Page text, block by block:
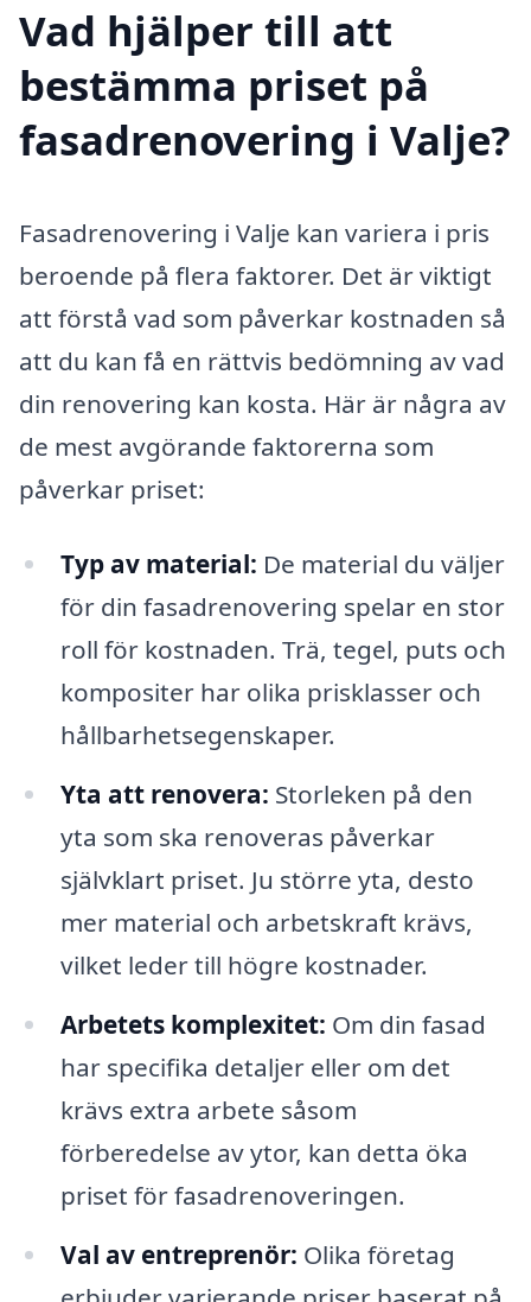
Vad hjälper till att
bestämma priset på
fasadrenovering i Valje?
Fasadrenovering i Valje kan variera i pris
beroende på flera faktorer. Det är viktigt
att förstå vad som påverkar kostnaden så
att du kan få en rättvis bedömning av vad
din renovering kan kosta. Här är några av
de mest avgörande faktorerna som
påverkar priset:
Typ av material: De material du väljer
för din fasadrenovering spelar en stor
roll för kostnaden. Trä, tegel, puts och
kompositer har olika prisklasser och
hållbarhetsegenskaper.
Yta att renovera: Storleken på den
yta som ska renoveras påverkar
självklart priset. Ju större yta, desto
mer material och arbetskraft krävs,
vilket leder till högre kostnader.
Arbetets komplexitet: Om din fasad
har specifika detaljer eller om det
krävs extra arbete såsom
förberedelse av ytor, kan detta öka
priset för fasadrenoveringen.
Val av entreprenör: Olika företag